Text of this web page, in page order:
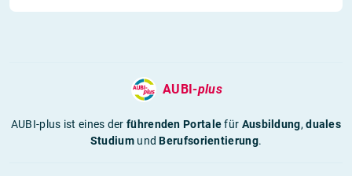
AUBI-plus
AUBI-plus ist eines derführenden Portalefür Ausbildung,duales
StudiumundBerufsorientierung.